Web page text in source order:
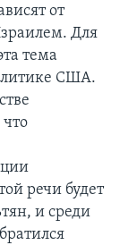
от
Для
тема
США.
что
речи будет
и среди